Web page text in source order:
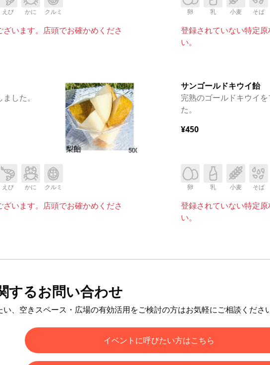
えび かに クルミ
います。店頭でお確かめくださ
卵 乳 小麦 そば
登録されていない特定
い。
した。
えび かに クルミ
います。店頭でお確かめくださ
サンゴールドキウイ飴
完熟のゴールドキウイ
た。
¥450
卵 乳 小麦 そば
登録されていない特定
い。
するお問い合わせ
、空きスペース・広場の有効活用をご検討の方はお気軽にご相談くださ
イベントに呼びたい方はこちら